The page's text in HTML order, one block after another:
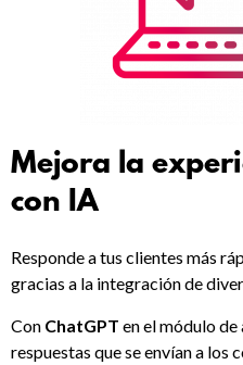
Mejora la
con IA
Responde a tus clientes más
gracias a la integración de
Con ChatGPT en el módulo
respuestas que se envían a los